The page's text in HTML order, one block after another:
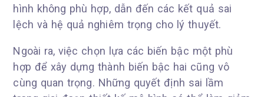
hình không phù hợp, dẫn đến các kết quả sai
lệch và hệ quả nghiêm trọng cho lý thuyết.
Ngoài ra, việc chọn lựa các biến bậc một phù
hợp để xây dựng thành biến bậc hai cũng vô
cùng quan trọng. Những quyết định sai lầm